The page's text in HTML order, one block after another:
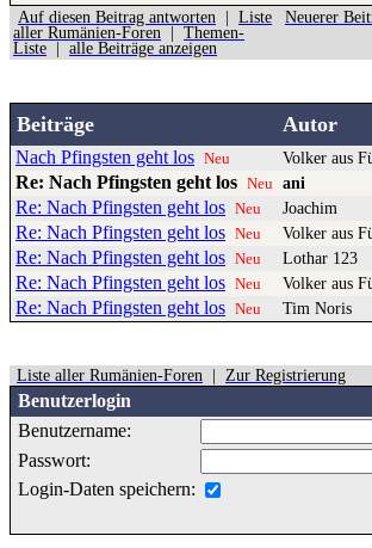
Auf diesen Beitrag antworten
Liste
aller Rumänien-Foren
Themen-
Liste
alle Beiträge anzeigen
Neuerer
Beiträge Autor
Nach Pfingsten geht los Neu Volker aus
Re: Nach Pfingsten geht los Neu ani
Re: Nach Pfingsten geht los Neu Joachim
Re: Nach Pfingsten geht los Neu Volker aus
Re: Nach Pfingsten geht los Neu Lothar 123
Re: Nach Pfingsten geht los Neu Volker aus
Re: Nach Pfingsten geht los Neu Tim Noris
Liste aller Rumänien-Foren Zur Registrierung
Benutzerlogin
Benutzername:
Passwort:
Login-Daten speichern: